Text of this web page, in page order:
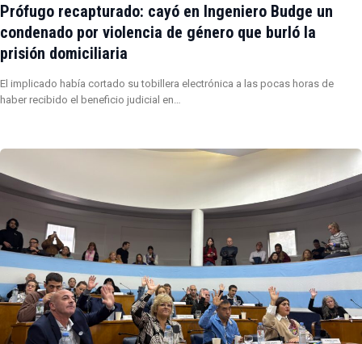
Prófugo recapturado: cayó en Ingeniero Budge un
condenado por violencia de género que burló la
prisión domiciliaria
El implicado había cortado su tobillera electrónica a las pocas horas de
haber recibido el beneficio judicial en…